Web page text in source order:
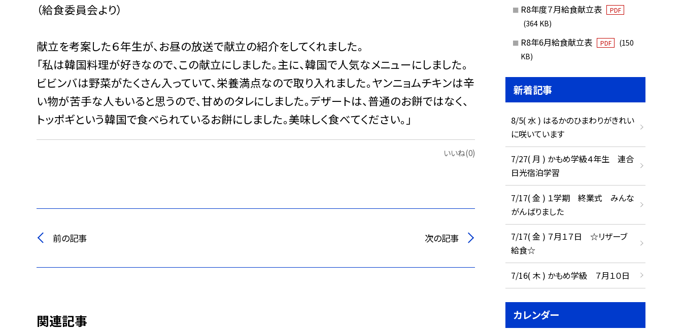
（給食委員会より）
献立を考案した６年生が、お昼の放送で献立の紹介をしてくれました。
「私は韓国料理が好きなので、この献立にしました。主に、韓国で人気なメニューにしました。
ビビンバは野菜がたくさん入っていて、栄養満点なので取り入れました。ヤンニョムチキンは辛
い物が苦手な人もいると思うので、甘めのタレにしました。デザートは、普通のお餅ではなく、
トッポギという韓国で食べられているお餅にしました。美味しく食べてください。」
いいね(0)
前の記事 次の記事
関連記事
R8年度７月給食献立表 PDF
(364 KB)
R8年6月給食献立表 PDF
(150
KB)
新着記事
8/5( 水 ) はるかのひまわりがきれい
に咲いています
7/27( 月 ) かもめ学級４年生 連合
日光宿泊学習
7/17( 金 ) １学期 終業式 みんな
がんばりました
7/17( 金 ) ７月１７日 ☆リザーブ
給食☆
7/16( 木 ) かもめ学級 ７月１０日
カレンダー